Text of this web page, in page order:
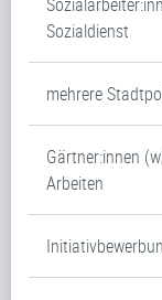
Sozialdienst
mehrere
Gärtner:innen
Arbeiten